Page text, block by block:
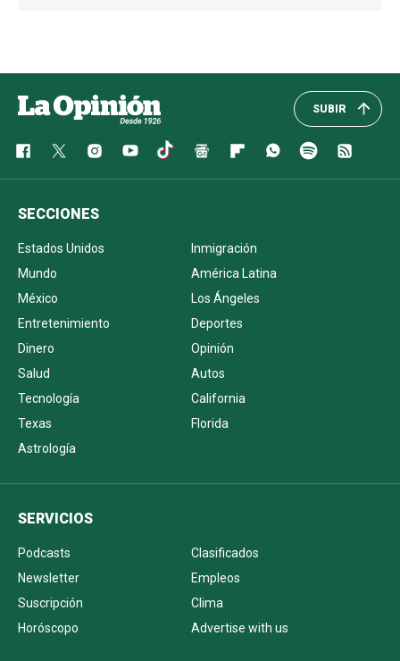
SUBIR
SECCIONES
Estados Unidos
Inmigración
Mundo
América Latina
México
Los Ángeles
Entretenimiento
Deportes
Dinero
Opinión
Salud
Autos
Tecnología
California
Texas
Florida
Astrología
SERVICIOS
Podcasts
Clasificados
Newsletter
Empleos
Suscripción
Clima
Horóscopo
Advertise with us